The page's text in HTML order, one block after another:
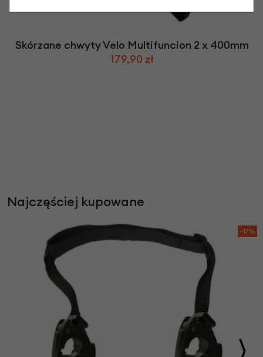
Skórzane chwyty Velo Multifuncion 2 x 400mm
179,90 zł
Najczęściej kupowane
-17%